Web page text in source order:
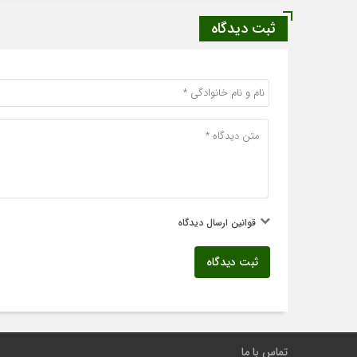
ثبت دیدگاه
قوانین ارسال دیدگاه
ثبت دیدگاه
تماس با ما